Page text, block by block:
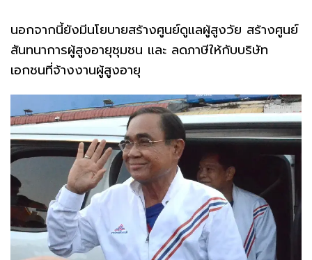
นอกจากนี้ยังมีนโยบายสร้างศูนย์ดูแลผู้สูงวัย สร้างศูนย์
สันทนาการผู้สูงอายุชุมชน และ ลดภาษีให้กับบริษัท
เอกชนที่จ้างงานผู้สูงอายุ